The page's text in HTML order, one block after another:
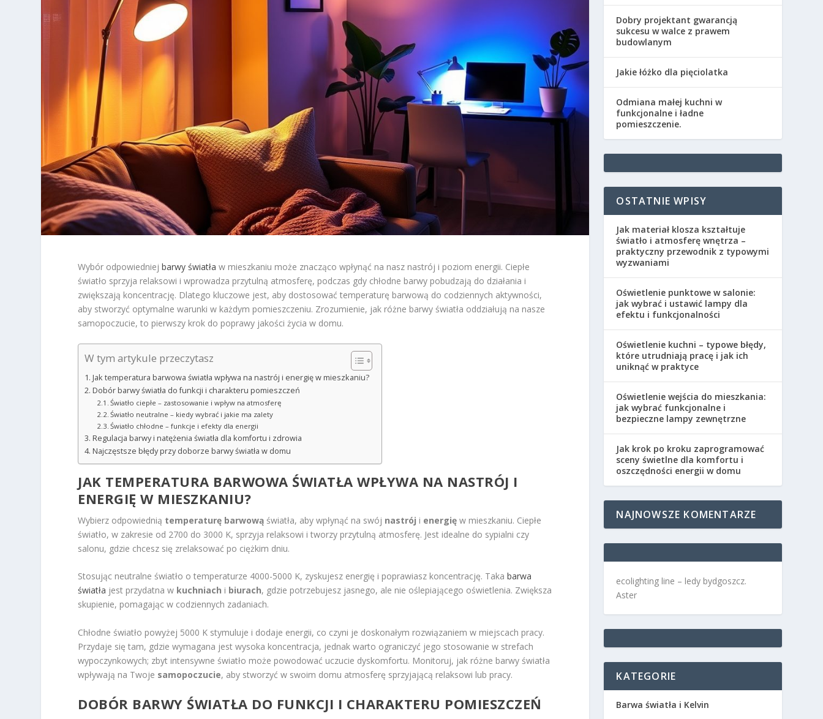
Wybór odpowiedniejbarwy światła w mieszkaniu może znacząco wpłynąć na nasz nastrój i poziom energii. Ciepłe
światło sprzyja relaksowi i wprowadza przytulną atmosferę, podczas gdy chłodne barwy pobudzają do działania i
zwiększają koncentrację. Dlatego kluczowe jest, aby dostosować temperaturę barwową do codziennych aktywności,
aby stworzyć optymalne warunki w każdym pomieszczeniu. Zrozumienie, jak różne barwy światła oddziałują na nasze
samopoczucie, to pierwszy krok do poprawy jakości życia w domu.
W tym artykule przeczytasz
Jak temperatura barwowa światła wpływa na nastrój i energię w mieszkaniu?
Dobór barwy światła do funkcji i charakteru pomieszczeń
Światło ciepłe – zastosowanie i wpływ na atmosferę
Światło neutralne – kiedy wybrać i jakie ma zalety
Światło chłodne – funkcje i efekty dla energii
Regulacja barwy i natężenia światła dla komfortu i zdrowia
Najczęstsze błędy przy doborze barwy światła w domu
JAK TEMPERATURA BARWOWA ŚWIATŁA WPŁYWA NA NASTRÓJ I
ENERGIĘ W MIESZKANIU?
Wybierz odpowiednią temperaturę barwową światła, aby wpłynąć na swój nastrój i energię w mieszkaniu. Ciepłe
światło, w zakresie od 2700 do 3000 K, sprzyja relaksowi i tworzy przytulną atmosferę. Jest idealne do sypialni czy
salonu, gdzie chcesz się zrelaksować po ciężkim dniu.
Stosując neutralne światło o temperaturze 4000-5000 K, zyskujesz energię i poprawiasz koncentrację. Takabarwa
światła jest przydatna w kuchniach i biurach, gdzie potrzebujesz jasnego, ale nie oślepiającego oświetlenia. Zwiększa
skupienie, pomagając w codziennych zadaniach.
Chłodne światło powyżej 5000 K stymuluje i dodaje energii, co czyni je doskonałym rozwiązaniem w miejscach pracy.
Przydaje się tam, gdzie wymagana jest wysoka koncentracja, jednak warto ograniczyć jego stosowanie w strefach
wypoczynkowych; zbyt intensywne światło może powodować uczucie dyskomfortu. Monitoruj, jak różne barwy światła
wpływają na Twoje samopoczucie, aby stworzyć w swoim domu atmosferę sprzyjającą relaksowi lub pracy.
DOBÓR BARWY ŚWIATŁA DO FUNKCJI I CHARAKTERU POMIESZCZEŃ
Dobry projektant gwarancją
sukcesu w walce z prawem
budowlanym
Jakie łóżko dla pięciolatka
Odmiana małej kuchni w
funkcjonalne i ładne
pomieszczenie.
OSTATNIE WPISY
Jak materiał klosza kształtuje
światło i atmosferę wnętrza –
praktyczny przewodnik z typowymi
wyzwaniami
Oświetlenie punktowe w salonie:
jak wybrać i ustawić lampy dla
efektu i funkcjonalności
Oświetlenie kuchni – typowe błędy,
które utrudniają pracę i jak ich
uniknąć w praktyce
Oświetlenie wejścia do mieszkania:
jak wybrać funkcjonalne i
bezpieczne lampy zewnętrzne
Jak krok po kroku zaprogramować
sceny świetlne dla komfortu i
oszczędności energii w domu
NAJNOWSZE KOMENTARZE
ecolighting line – ledy bydgoszcz.
Aster
KATEGORIE
Barwa światła i Kelvin